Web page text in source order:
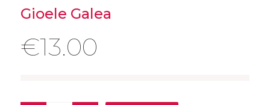
Gioele Galea
€13.00